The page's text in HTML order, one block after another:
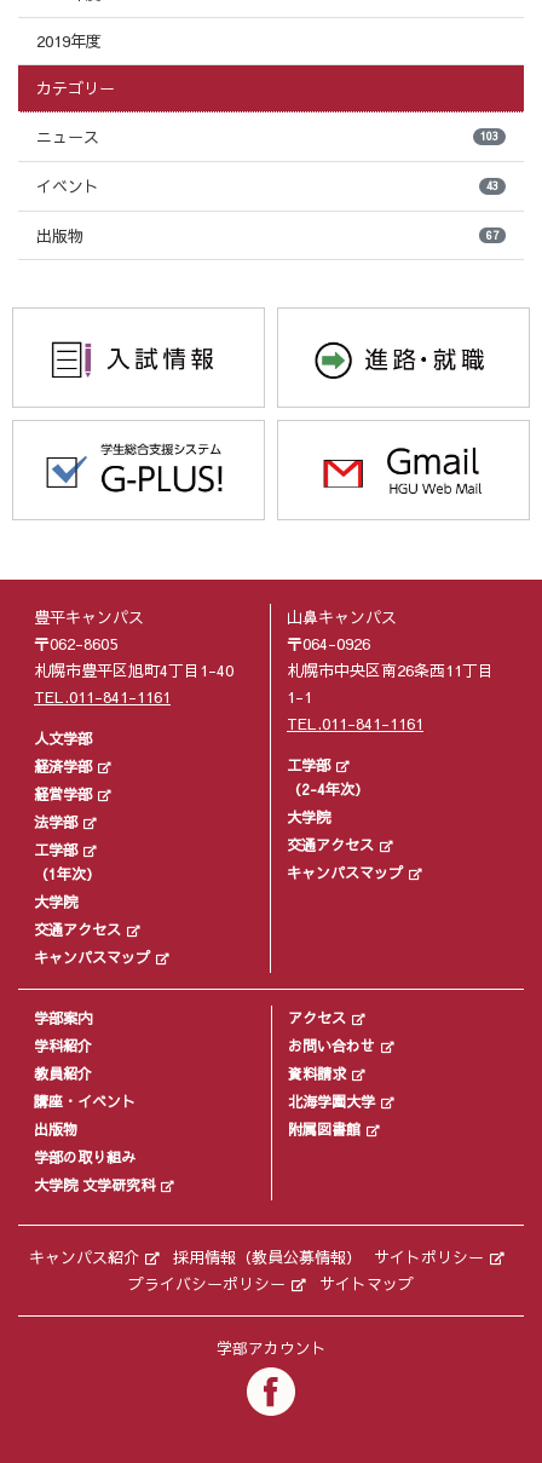
2019年度
カテゴリー
ニュース 103
イベント 43
出版物 67
豊平キャンパス
〒062-8605
札幌市豊平区旭町4丁目1-40
TEL.011-841-1161
人文学部
経済学部
経営学部
法学部
工学部
（1年次）
大学院
交通アクセス
キャンパスマップ
山鼻キャンパス
〒064-0926
札幌市中央区南26条西11丁目
1-1
TEL.011-841-1161
工学部
（2-4年次）
大学院
交通アクセス
キャンパスマップ
学部案内
学科紹介
教員紹介
講座・イベント
出版物
学部の取り組み
大学院 文学研究科
アクセス
お問い合わせ
資料請求
北海学園大学
附属図書館
キャンパス紹介 採用情報（教員公募情報）
サイトポリシー
プライバシーポリシー
サイトマップ
学部アカウント